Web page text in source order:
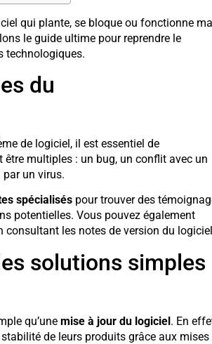
qui plante, se bloque ou fonctionne
le guide ultime pour reprendre le
technologiques.
du
de logiciel, il est essentiel de
être multiples : un bug, un conflit avec un
un virus.
spécialiséspour trouver des
potentielles. Vous pouvez également
consultant les notes de version du
solutions simples
qu’une mise à jour du logiciel. En
de leurs produits grâce aux mises